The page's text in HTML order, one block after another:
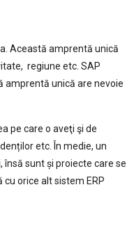
Această amprentă unică
regiune etc. SAP
amprentă unică are nevoie
pe care o aveţi şi de
etc. În medie, un
sunt și proiecte care se
orice alt sistem ERP